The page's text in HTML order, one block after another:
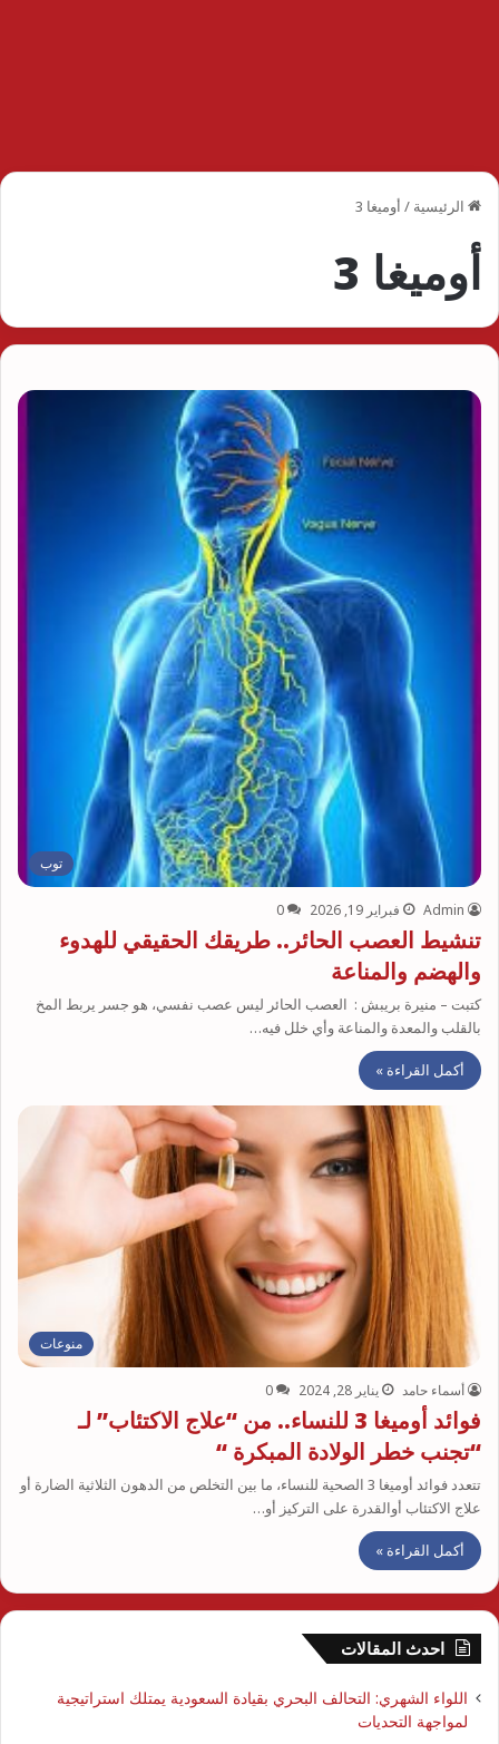
الرئيسية / أوميغا 3
أوميغا 3
توب
Admin فبراير 19, 2026 0
تنشيط العصب الحائر.. طريقك الحقيقي للهدوء
والهضم والمناعة
كتبت – منيرة بريبش : العصب الحائر ليس عصب نفسي، هو جسر يربط المخ
بالقلب والمعدة والمناعة وأي خلل فيه…
أكمل القراءة »
منوعات
أسماء حامد يناير 28, 2024 0
فوائد أوميغا 3 للنساء.. من “علاج الاكتئاب” لـ
“تجنب خطر الولادة المبكرة “
تتعدد فوائد أوميغا 3 الصحية للنساء، ما بين التخلص من الدهون الثلاثية الضارة أو
علاج الاكتئاب أوالقدرة على التركيز أو…
أكمل القراءة »
احدث المقالات
اللواء الشهري: التحالف البحري بقيادة السعودية يمتلك استراتيجية
لمواجهة التحديات